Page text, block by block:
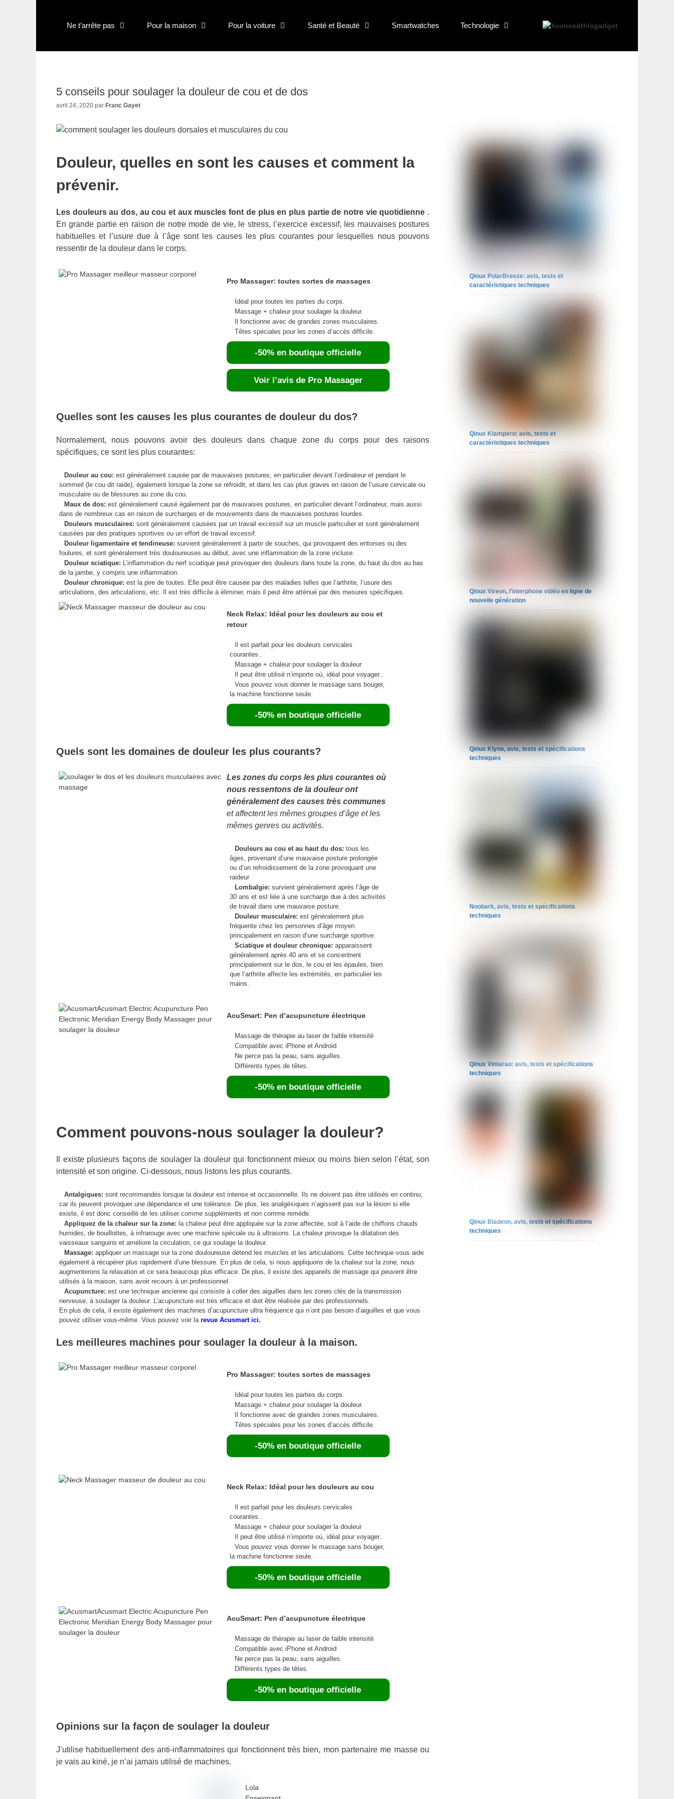
Ne t’arrête pas Pour la maison Pour la voiture Santé et Beauté Smartwatches Technologie
5 conseils pour soulager la douleur de cou et de dos
avril 24, 2020 par Franc Gayet
Douleur, quelles en sont les causes et comment la
prévenir.
Les douleurs au dos, au cou et aux muscles font de plus en plus partie de notre vie quotidienne .
En grande partie en raison de notre mode de vie, le stress, l’exercice excessif, les mauvaises postures
habituelles et l’usure due à l’âge sont les causes les plus courantes pour lesquelles nous pouvons
ressentir de la douleur dans le corps.
Pro Massager: toutes sortes de massages
Idéal pour toutes les parties du corps.
Massage + chaleur pour soulager la douleur.
Il fonctionne avec de grandes zones musculaires.
Têtes spéciales pour les zones d’accès difficile.
-50% en boutique officielle
Voir l’avis de Pro Massager
Quelles sont les causes les plus courantes de douleur du dos?
Normalement, nous pouvons avoir des douleurs dans chaque zone du corps pour des raisons
spécifiques, ce sont les plus courantes:
Douleur au cou: est généralement causée par de mauvaises postures, en particulier devant l’ordinateur et pendant le
sommeil (le cou dit raide), également lorsque la zone se refroidit, et dans les cas plus graves en raison de l’usure cervicale ou
musculaire ou de blessures au zone du cou.
Maux de dos: est généralement causé également par de mauvaises postures, en particulier devant l’ordinateur, mais aussi
dans de nombreux cas en raison de surcharges et de mouvements dans de mauvaises postures lourdes.
Douleurs musculaires: sont généralement causées par un travail excessif sur un muscle particulier et sont généralement
causées par des pratiques sportives ou un effort de travail excessif.
Douleur ligamentaire et tendineuse: survient généralement à partir de souches, qui provoquent des entorses ou des
foulures, et sont généralement très douloureuses au début, avec une inflammation de la zone incluse.
Douleur sciatique:
L’inflammation du nerf sciatique peut provoquer des douleurs dans toute la zone, du haut du dos au bas
de la jambe, y compris une inflammation.
Douleur chronique: est la pire de toutes. Elle peut être causée par des maladies telles que l’arthrite, l’usure des
articulations, des articulations, etc. Il est très difficile à éliminer, mais il peut être atténué par des mesures spécifiques.
Neck Relax: Idéal pour les douleurs au cou et
retour
Il est parfait pour les douleurs cervicales
courantes..
Massage + chaleur pour soulager la douleur
Il peut être utilisé n’importe où, idéal pour voyager..
Vous pouvez vous donner le massage sans bouger,
la machine fonctionne seule.
-50% en boutique officielle
Quels sont les domaines de douleur les plus courants?
Les zones du corps les plus courantes où
nous ressentons de la douleur ont
généralement des causes très communes
et affectent les mêmes groupes d’âge et les
mêmes genres ou activités.
Douleurs au cou et au haut du dos: tous les
âges, provenant d’une mauvaise posture prolongée
ou d’un refroidissement de la zone provoquant une
raideur
Lombalgie: survient généralement après l’âge de
30 ans et est liée à une surcharge due à des activités
de travail dans une mauvaise posture.
Douleur musculaire: est généralement plus
fréquente chez les personnes d’âge moyen
principalement en raison d’une surcharge sportive.
Sciatique et douleur chronique: apparaissent
généralement après 40 ans et se concentrent
principalement sur le dos, le cou et les épaules, bien
que l’arthrite affecte les extrémités, en particulier les
mains.
AcuSmart: Pen d’acupuncture électrique
Massage de thérapie au laser de faible intensité
Compatible avec iPhone et Android
Ne perce pas la peau, sans aiguilles.
Différents types de têtes.
-50% en boutique officielle
Comment pouvons-nous soulager la douleur?
Il existe plusieurs façons de soulager la douleur qui fonctionnent mieux ou moins bien selon l’état, son
intensité et son origine. Ci-dessous, nous listons les plus courants.
Antalgiques: sont recommandés lorsque la douleur est intense et occasionnelle. Ils ne doivent pas être utilisés en continu,
car ils peuvent provoquer une dépendance et une tolérance. De plus, les analgésiques n’agissent pas sur la lésion si elle
existe, il est donc conseillé de les utiliser comme suppléments et non comme remède.
Appliquez de la chaleur sur la zone: la chaleur peut être appliquée sur la zone affectée, soit à l’aide de chiffons chauds
humides, de bouillottes, à infrarouge avec une machine spéciale ou à ultrasons. La chaleur provoque la dilatation des
vaisseaux sanguins et améliore la circulation, ce qui soulage la douleur.
Massage: appliquer un massage sur la zone douloureuse détend les muscles et les articulations. Cette technique vous aide
également à récupérer plus rapidement d’une blessure. En plus de cela, si nous appliquons de la chaleur sur la zone, nous
augmenterons la relaxation et ce sera beaucoup plus efficace. De plus, il existe des appareils de massage qui peuvent être
utilisés à la maison, sans avoir recours à un professionnel.
Acupuncture: est une technique ancienne qui consiste à coller des aiguilles dans les zones clés de la transmission
nerveuse, à soulager la douleur. L’acupuncture est très efficace et doit être réalisée par des professionnels.
En plus de cela, il existe également des machines d’acupuncture ultra fréquence qui n’ont pas besoin d’aiguilles et que vous
pouvez utiliser vous-même. Vous pouvez voir la revue Acusmart ici.
Les meilleures machines pour soulager la douleur à la maison.
Pro Massager: toutes sortes de massages
Idéal pour toutes les parties du corps.
Massage + chaleur pour soulager la douleur.
Il fonctionne avec de grandes zones musculaires.
Têtes spéciales pour les zones d’accès difficile.
-50% en boutique officielle
Neck Relax: Idéal pour les douleurs au cou
Il est parfait pour les douleurs cervicales
courantes..
Massage + chaleur pour soulager la douleur
Il peut être utilisé n’importe où, idéal pour voyager..
Vous pouvez vous donner le massage sans bouger,
la machine fonctionne seule.
-50% en boutique officielle
AcuSmart: Pen d’acupuncture électrique
Massage de thérapie au laser de faible intensité
Compatible avec iPhone et Android
Ne perce pas la peau, sans aiguilles.
Différents types de têtes.
-50% en boutique officielle
Opinions sur la façon de soulager la douleur
J’utilise habituellement des anti-inflammatoires qui fonctionnent très bien, mon partenaire me masse ou
je vais au kiné, je n’ai jamais utilisé de machines.
Lola
Qinux PolarBreeze: avis, tests et
caractéristiques techniques
Qinux Klampero: avis, tests et
caractéristiques techniques
Qinux Vireon, l’interphone vidéo en ligne de
nouvelle génération
Qinux Klyno, avis, tests et spécifications
techniques
Noobark, avis, tests et spécifications
techniques
Qinux Vintarao: avis, tests et spécifications
techniques
Qinux Bladeon, avis, tests et spécifications
techniques